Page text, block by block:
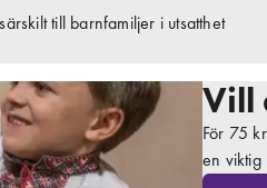
till barnfamiljer i utsatthet
Vill
För 75
en viktig